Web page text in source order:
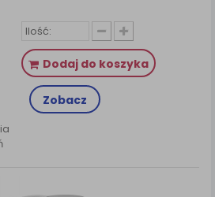
Dodaj do koszyka
Zobacz